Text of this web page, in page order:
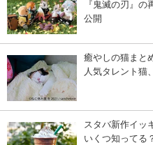
『鬼滅の刃』
公開
癒やしの猫まと
人気タレント猫
スタバ新作イッ
いくつ知って